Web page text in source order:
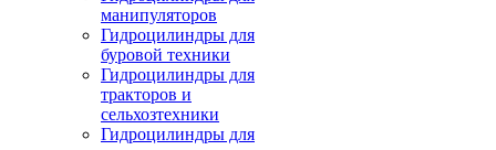
манипуляторов
Гидроцилиндры для
буровой техники
Гидроцилиндры для
тракторов и
сельхозтехники
Гидроцилиндры для